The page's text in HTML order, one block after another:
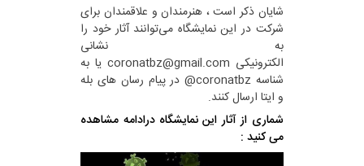
شایان ذکر است ، هنرمندان و علاقمندان برای
شرکت در این نمایشگاه می‌توانند آثار خود را
به نشانی
الکترونیکی ‌coronatbz@gmail.com یا به
شناسه ‌coronatbz@ در پیام رسان های بله
و ایتا ارسال کنند.
شماری از آثار این نمایشگاه درادامه مشاهده
می کنید :